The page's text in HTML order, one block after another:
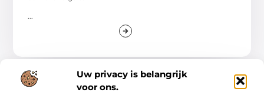
Uw privacy is belangrijk
voor ons.
...
WONING EN TUIN